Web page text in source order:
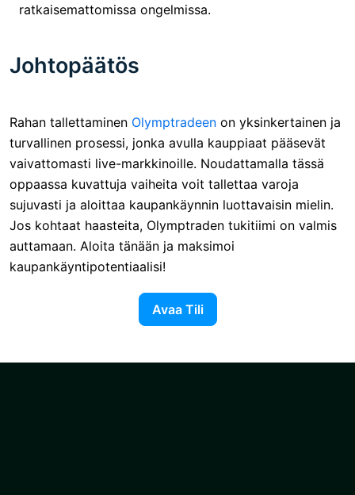
ratkaisemattomissa ongelmissa.
Johtopäätös
Rahan tallettaminen Olymptradeen on yksinkertainen ja
turvallinen prosessi, jonka avulla kauppiaat pääsevät
vaivattomasti live-markkinoille. Noudattamalla tässä
oppaassa kuvattuja vaiheita voit tallettaa varoja
sujuvasti ja aloittaa kaupankäynnin luottavaisin mielin.
Jos kohtaat haasteita, Olymptraden tukitiimi on valmis
auttamaan. Aloita tänään ja maksimoi
kaupankäyntipotentiaalisi!
Avaa Tili